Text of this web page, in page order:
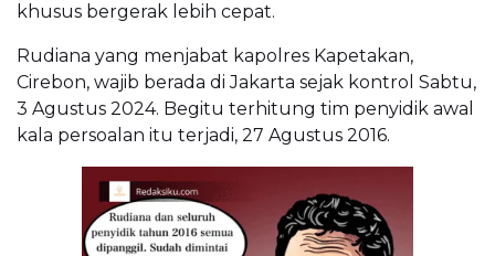
khusus bergerak lebih cepat.
Rudiana yang menjabat kapolres Kapetakan,
Cirebon, wajib berada di Jakarta sejak kontrol Sabtu,
3 Agustus 2024. Begitu terhitung tim penyidik awal
kala persoalan itu terjadi, 27 Agustus 2016.